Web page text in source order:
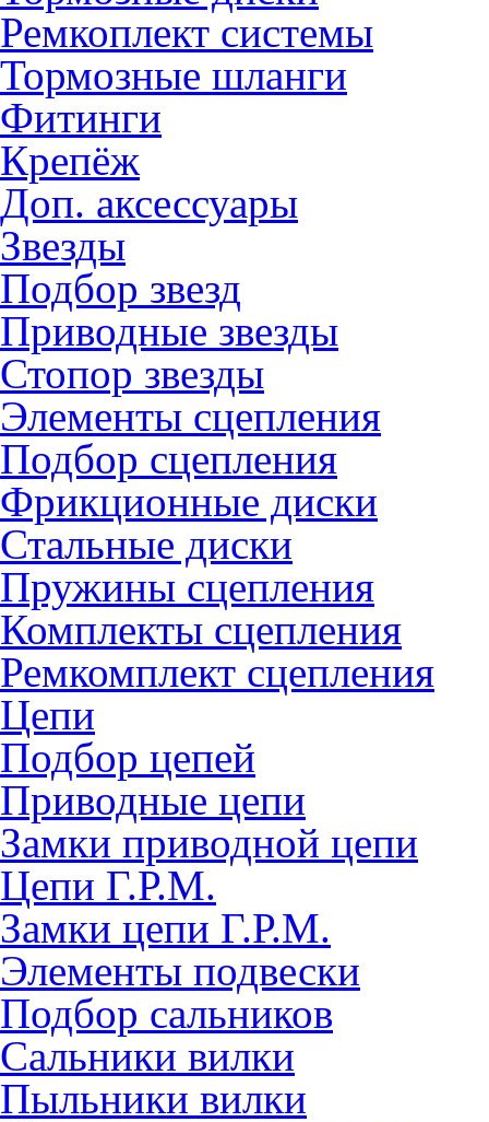
Ремкоплект системы
Тормозные шланги
Фитинги
Крепёж
Доп. аксессуары
Звезды
Подбор звезд
Приводные звезды
Стопор звезды
Элементы сцепления
Подбор сцепления
Фрикционные диски
Стальные диски
Пружины сцепления
Комплекты сцепления
Ремкомплект сцепления
Цепи
Подбор цепей
Приводные цепи
Замки приводной цепи
Цепи Г.Р.М.
Замки цепи Г.Р.М.
Элементы подвески
Подбор сальников
Сальники вилки
Пыльники вилки